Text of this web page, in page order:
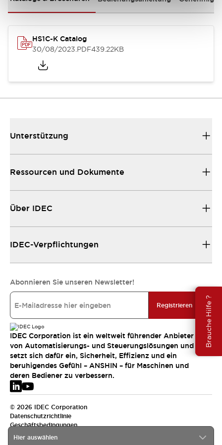
Brauche Hilfe ?
HS1C-K Catalog
30/08/2023.PDF439.22KB
Hier auswählen
Unterstützung
Ressourcen und Dokumente
Über IDEC
IDEC-Verpflichtungen
Abonnieren Sie unseren Newsletter!
Registrieren
IDEC Corporation ist ein weltweit führender Anbieter
von Automatisierungs- und Steuerungslösungen und
setzt sich dafür ein, Sicherheit, Effizienz und ein
beruhigendes Gefühl – ANSHIN – für Maschinen und
deren Bediener zu verbessern.
© 2026 IDEC Corporation
Datenschutzrichtlinie
Geschäftsbedingungen
EMEA